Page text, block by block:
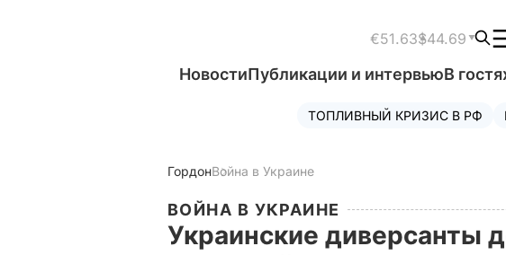
€51.63$44.69
НовостиПубликации и интервьюВ
ТОПЛИВНЫЙ КРИЗИС В РФ
ГордонВойна в Украине
ВОЙНА В УКРАИНЕ
Украинские диверсанты